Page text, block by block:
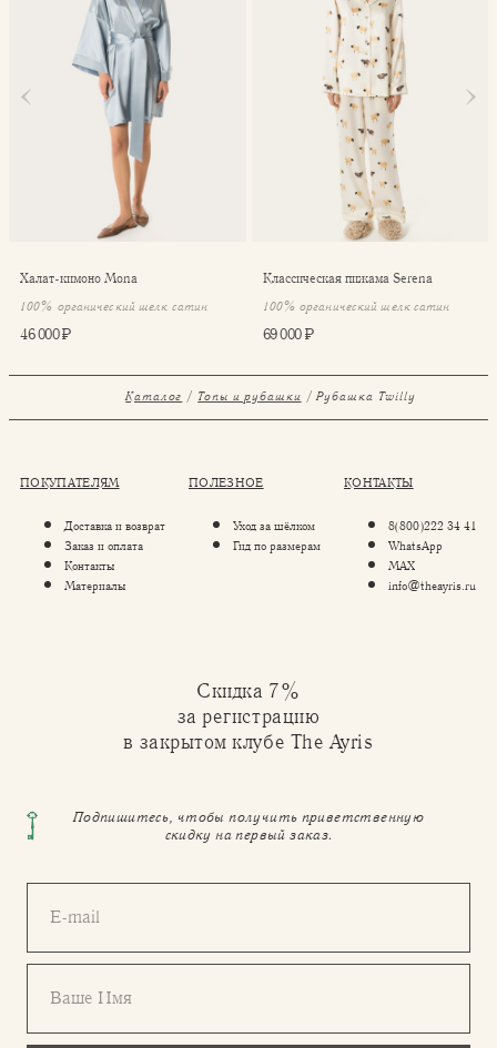
Халат-кимоно Mona
100% органический шелк сатин
46 000 ₽
Классическая пижама Serena
100% органический шелк сатин
69 000 ₽
Каталог Топы и рубашки Рубашка Twilly
ПОКУПАТЕЛЯМ
Доставка и возврат
Заказ и оплата
Контакты
Материалы
ПОЛЕЗНОЕ
Уход за шёлком
Гид по размерам
КОНТАКТЫ
8(800)222 34 41
WhatsApp
MAX
info@theayris.ru
Скидка 7%
за регистрацию
в закрытом клубе The Ayris
Подпишитесь, чтобы получить приветственную
скидку на первый заказ.
E-mail
Ваше Имя